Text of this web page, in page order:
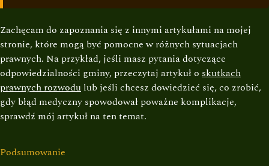
Zachęcam do zapoznania się z innymi artykułami na mojej
stronie, które mogą być pomocne w różnych sytuacjach
prawnych. Na przykład, jeśli masz pytania dotyczące
odpowiedzialności gminy, przeczytaj artykuł o skutkach
prawnych rozwodu lub jeśli chcesz dowiedzieć się, co zrobić,
gdy błąd medyczny spowodował poważne komplikacje,
sprawdź mój artykuł na ten temat.
Podsumowanie